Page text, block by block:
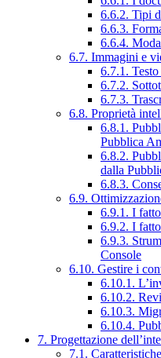
6.6.2. Tipi
6.6.3.
6.6.4.
6.7. Immagini e
6.7.1.
6.7.2.
6.7.3.
6.8. Proprietà
6.8.1.
Pubblica
6.8.2.
dalla
6.8.3.
6.9.
6.9.1. I
6.9.2. I
6.9.3.
Console
6.10. Gestire i
6.10.1.
6.10.2.
6.10.3.
6.10.4.
7. Progettazione
7.1.